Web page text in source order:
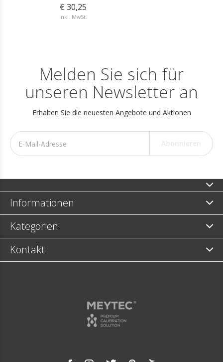
€ 30,25
Inkl. MwSt.
Melden Sie sich für
unseren Newsletter an
Erhalten Sie die neuesten Angebote und Aktionen
Informationen
Kategorien
Kontakt